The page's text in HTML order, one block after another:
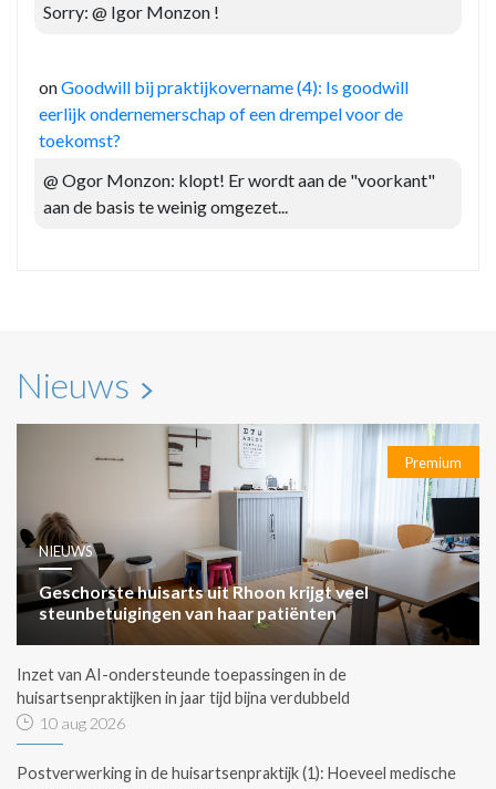
Sorry: @ Igor Monzon !
onGoodwill bij praktijkovername (4): Is goodwill
eerlijk ondernemerschap of een drempel voor de
toekomst?
@ Ogor Monzon: klopt! Er wordt aan de "voorkant"
aan de basis te weinig omgezet...
Nieuws
Premium
NIEUWS
Geschorste huisarts uit Rhoon krijgt veel
steunbetuigingen van haar patiënten
Inzet van AI-ondersteunde toepassingen in de
huisartsenpraktijken in jaar tijd bijna verdubbeld
10 aug 2026
Postverwerking in de huisartsenpraktijk (1): Hoeveel medische